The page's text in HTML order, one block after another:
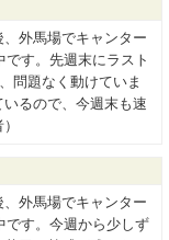
、外馬場でキャンター
す。先週末にラスト
問題なく動けていま
るので、今週末も速
、外馬場でキャンター
です。今週から少しず